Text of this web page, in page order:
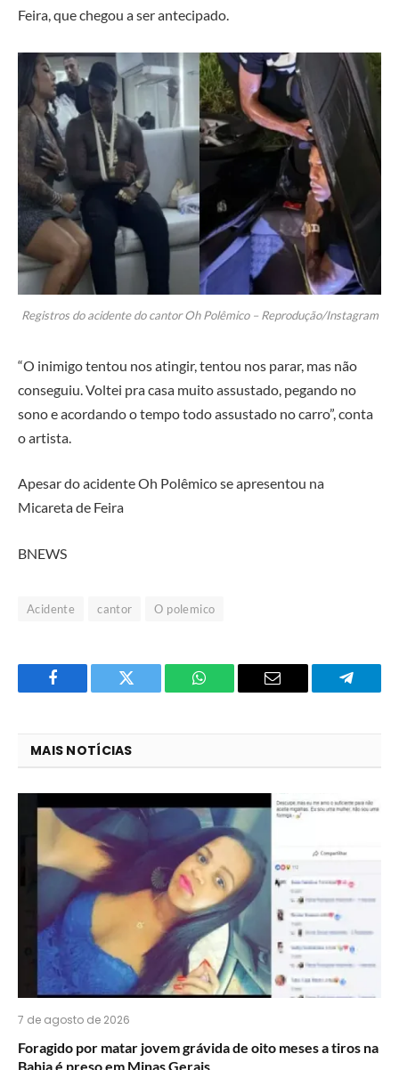
Feira, que chegou a ser antecipado.
Registros do acidente do cantor Oh Polêmico – Reprodução/Instagram
“O inimigo tentou nos atingir, tentou nos parar, mas não
conseguiu. Voltei pra casa muito assustado, pegando no
sono e acordando o tempo todo assustado no carro”, conta
o artista.
Apesar do acidente Oh Polêmico se apresentou na
Micareta de Feira
BNEWS
Acidente cantor O polemico
Facebook Twitter
O
do
WhatsApp?
E-
MAIS NOTÍCIAS
7 de agosto de 2026
Foragido por matar jovem grávida de oito meses a tiros na
Bahia é preso em Minas Gerais